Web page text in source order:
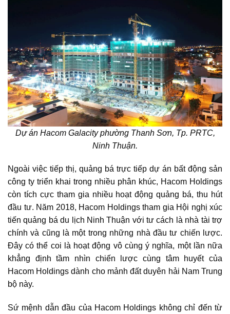
Dự án Hacom Galacityphường Thanh Sơn, Tp. PRTC,
Ninh Thuận.
Ngoài việc tiếp thị, quảng bá trực tiếp dự án bất động sản
công ty triển khai trong nhiều phân khúc, Hacom Holdings
còn tích cực tham gia nhiều hoạt động quảng bá, thu hút
đầu tư. Năm 2018, Hacom Holdings tham gia Hội nghị xúc
tiến quảng bá du lịch Ninh Thuận với tư cách là nhà tài trợ
chính và cũng là một trong những nhà đầu tư chiến lược.
Đây có thể coi là hoạt động vô cùng ý nghĩa, một lần nữa
khẳng định tầm nhìn chiến lược cùng tâm huyết của
Hacom Holdings dành cho mảnh đất duyên hải Nam Trung
bộ này.
Sứ mệnh dẫn đầu của Hacom Holdings không chỉ đến từ